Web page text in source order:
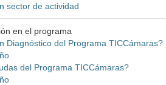
sector de actividad
en el programa
Diagnóstico del Programa TICCámaras?
del Programa TICCámaras?